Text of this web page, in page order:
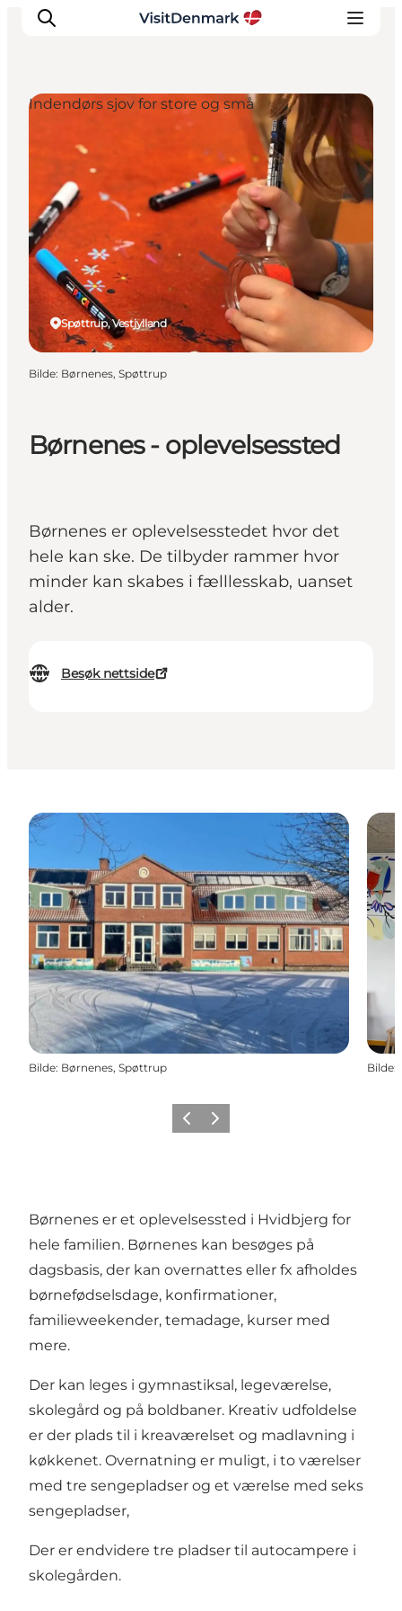
Inspirasjon
Reisemål
Aktiviteter
Overnatting
Planlegg reisen
Børnenes - oplevelsessted
Børnenes er oplevelsesstedet hvor det
hele kan ske. De tilbyder rammer hvor
minder kan skabes i fælllesskab, uanset
alder.
Besøk nettside
Spøttrup, Vestjylland
Indendørs sjov for store og små
Bilde: Børnenes, Spøttrup
Bilde: Børnenes, Spøttrup Bilde:
ForrigeNeste
Børnenes er et oplevelsessted i Hvidbjerg for
hele familien. Børnenes kan besøges på
dagsbasis, der kan overnattes eller fx afholdes
børnefødselsdage, konfirmationer,
familieweekender, temadage, kurser med
mere.
Der kan leges i gymnastiksal, legeværelse,
skolegård og på boldbaner. Kreativ udfoldelse
er der plads til i kreaværelset og madlavning i
køkkenet. Overnatning er muligt, i to værelser
med tre sengepladser og et værelse med seks
sengepladser,
Der er endvidere tre pladser til autocampere i
skolegården.